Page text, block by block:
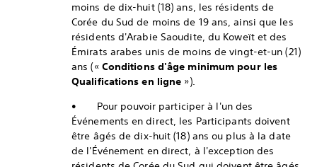
moins de dix-huit (18) ans, les résidents de
Corée du Sud de moins de 19 ans, ainsi que les
résidents d'Arabie Saoudite, du Koweït et des
Émirats arabes unis de moins de vingt-et-un (21)
ans (« Conditions d'âge minimum pour les
Qualifications en ligne »).
• Pour pouvoir participer à l'un des
Événements en direct, les Participants doivent
être âgés de dix-huit (18) ans ou plus à la date
de l'Événement en direct, à l'exception des